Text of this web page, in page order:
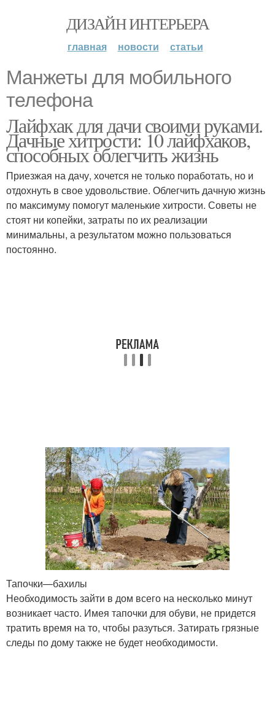
ДИЗАЙН ИНТЕРЬЕРА
главная новости статьи
Манжеты для мобильного
телефона
Лайфхак для дачи своими руками.
Дачные хитрости: 10 лайфхаков,
способных облегчить жизнь
Приезжая на дачу, хочется не только поработать, но и
отдохнуть в свое удовольствие. Облегчить дачную жизнь
по максимуму помогут маленькие хитрости. Советы не
стоят ни копейки, затраты по их реализации
минимальны, а результатом можно пользоваться
постоянно.
Тапочки—бахилы
Необходимость зайти в дом всего на несколько минут
возникает часто. Имея тапочки для обуви, не придется
тратить время на то, чтобы разуться. Затирать грязные
следы по дому также не будет необходимости.